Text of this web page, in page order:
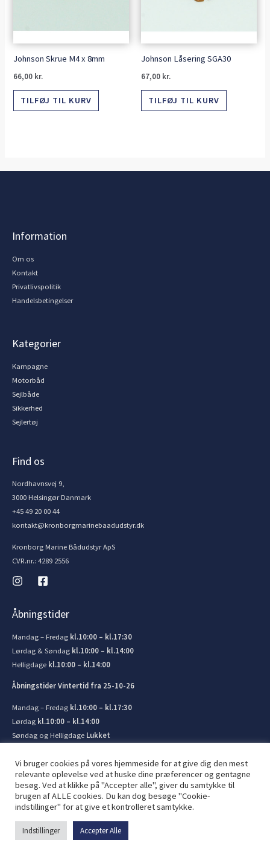
Johnson Skrue M4 x 8mm
66,00 kr.
TILFØJ TIL KURV
Johnson Låsering SGA30
67,00 kr.
TILFØJ TIL KURV
Information
Om os
Kontakt
Privatlivspolitik
Handelsbetingelser
Kategorier
Kampagne
Motorbåd
Sejlbåde
Sikkerhed
Sejlertøj
Find os
Nordhavnsvej 9,
3000 Helsingør Danmark
+45 49 20 00 44
kontakt@kronborgmarinebaadudstyr.dk
Kronborg Marine Bådudstyr ApS
CVR.nr.: 4289 2556
Åbningstider
Mandag – Fredag kl.10:00 – kl.17:30
Lørdag & Søndag kl.10:00 – kl.14:00
Helligdage kl.10:00 – kl.14:00
Åbningstider Vintertid fra 25-10-26
Mandag – Fredag kl.10:00 – kl.17:30
Lørdag kl.10:00 – kl.14:00
Søndag og Helligdage Lukket
© 2026 Kronborg Marine og Bådudstyr. Lavet af JIT ApS
Vi bruger cookies på vores hjemmeside for at give dig den mest
relevante oplevelse ved at huske dine præferencer og gentagne
besøg. Ved at klikke på "Accepter alle", giver du samtykke til
brugen af ​​ALLE cookies. Du kan dog besøge "Cookie-
indstillinger" for at give et kontrolleret samtykke.
Indstillinger Accepter Alle